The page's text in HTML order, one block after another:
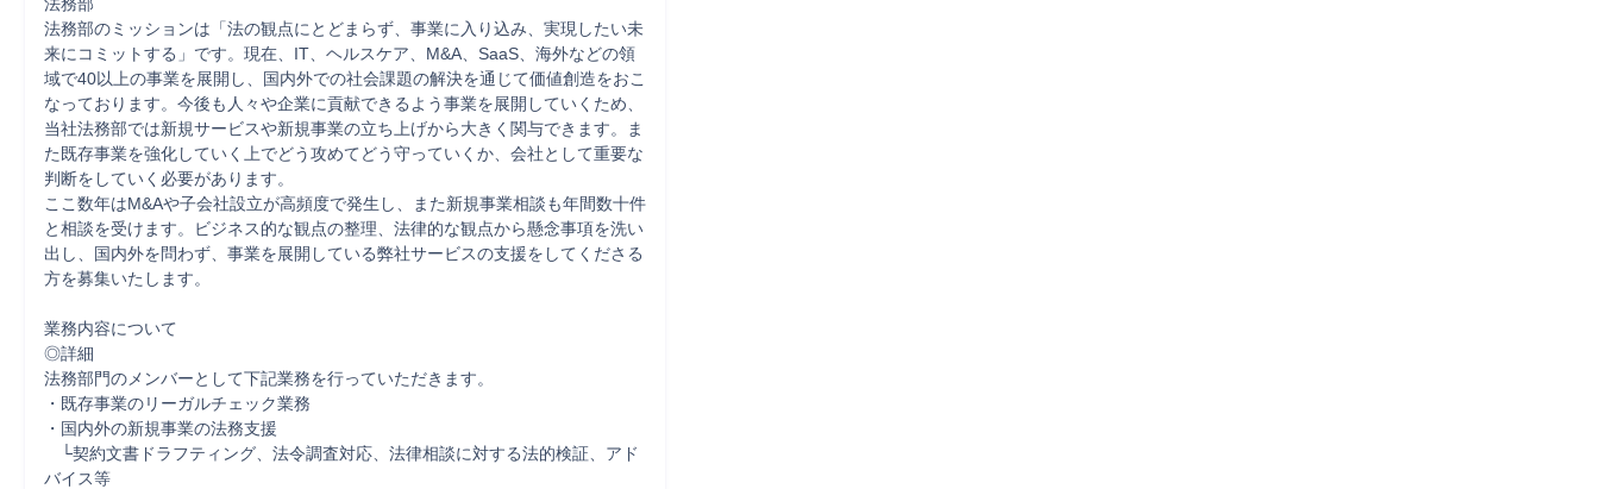
法務部のミッションは「法の観点にとどまらず、事業に入り込み、実現したい未
来にコミットする」です。現在、IT、ヘルスケア、M&A、SaaS、海外などの領
域で40以上の事業を展開し、国内外での社会課題の解決を通じて価値創造をおこ
なっております。今後も人々や企業に貢献できるよう事業を展開していくため、
当社法務部では新規サービスや新規事業の立ち上げから大きく関与できます。ま
た既存事業を強化していく上でどう攻めてどう守っていくか、会社として重要な
判断をしていく必要があります。
ここ数年はM&Aや子会社設立が高頻度で発生し、また新規事業相談も年間数十件
と相談を受けます。ビジネス的な観点の整理、法律的な観点から懸念事項を洗い
出し、国内外を問わず、事業を展開している弊社サービスの支援をしてくださる
方を募集いたします。
業務内容について
◎詳細
法務部門のメンバーとして下記業務を行っていただきます。
・既存事業のリーガルチェック業務
・国内外の新規事業の法務支援
└契約文書ドラフティング、法令調査対応、法律相談に対する法的検証、アド
バイス等